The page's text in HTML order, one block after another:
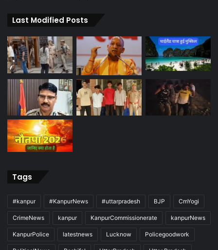
Last Modified Posts
Tags
#kanpur #KanpurNews #uttarpradesh BJP CmYogi
CrimeNews kanpur KanpurCommissionerate kanpurNews
KanpurPolice latestnews Lucknow Policegoodwork